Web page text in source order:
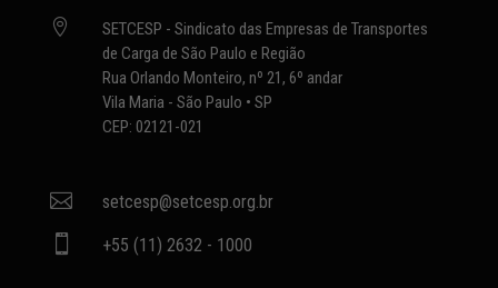

SETCESP - Sindicato das Empresas de Transportes
de Carga de São Paulo e Região
Rua Orlando Monteiro, nº 21, 6º andar
Vila Maria - São Paulo • SP
CEP: 02121-021
 setcesp@setcesp.org.br
 +55 (11) 2632 - 1000